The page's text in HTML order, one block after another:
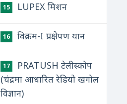
15 LUPEX मिशन
16 विक्रम-I प्रक्षेपण यान
17
PRATUSH टेलीस्कोप
(चंद्रमा आधारित रेडियो खगोल
विज्ञान)